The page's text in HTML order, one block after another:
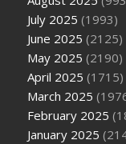
July 2025 (1993)
June 2025 (2125)
May 2025 (2190)
April 2025 (1715)
March 2025
February 2025
January 2025